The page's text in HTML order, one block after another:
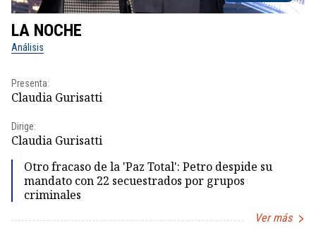
LA NOCHE
Análisis
Presenta:
Claudia Gurisatti
Dirige:
Claudia Gurisatti
Otro fracaso de la 'Paz Total': Petro despide su
mandato con 22 secuestrados por grupos
criminales
Ver más